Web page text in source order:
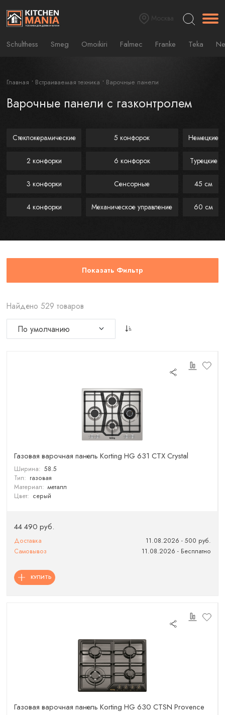
Москва
Schulthess Smeg Omoikiri Falmec Franke Teka
Главная Встраиваемая техника Варочные панели
Варочные панели с газконтролем
Стеклокерамические
2 конфорки
3 конфорки
4 конфорки
5 конфорок
6 конфорок
Сенсорные
Механическое управление
Немецкие
Турецкие
45 см
60 см
Показать Фильтр
Найдено 529 товаров
Газовая варочная панель Korting HG 631 CTX Crystal
Ширина: 58.5
Тип: газовая
Материал: металл
Цвет: серый
44 490 руб.
Доставка
11.08.2026 - 500 руб.
Самовывоз
11.08.2026 - Бесплатно
КУПИТЬ
Газовая варочная панель Korting HG 630 CTSN Provence